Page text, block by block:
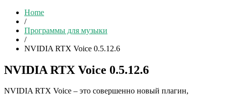
Home
/
Программы для музыки
/
NVIDIA RTX Voice 0.5.12.6
NVIDIA RTX Voice 0.5.12.6
NVIDIA RTX Voice – это совершенно новый плагин,